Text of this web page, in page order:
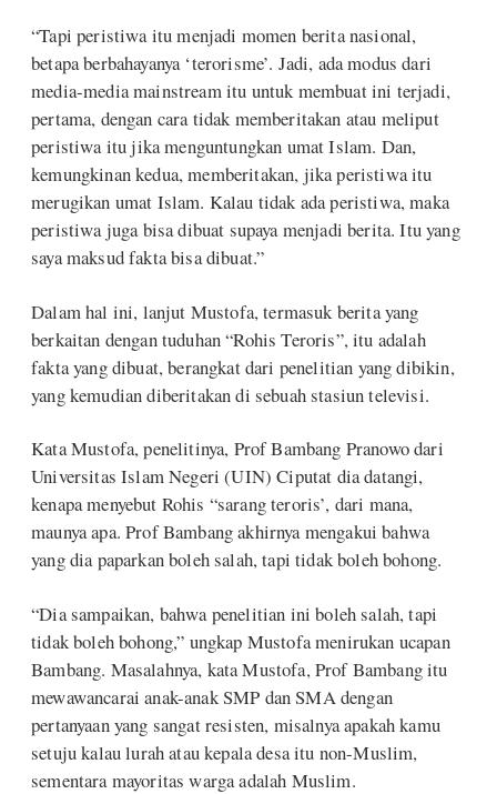
“Tapi peristiwa itu menjadi momen berita nasional,
betapa berbahayanya ‘terorisme’. Jadi, ada modus dari
media-media mainstream itu untuk membuat ini terjadi,
pertama, dengan cara tidak memberitakan atau meliput
peristiwa itu jika menguntungkan umat Islam. Dan,
kemungkinan kedua, memberitakan, jika peristiwa itu
merugikan umat Islam. Kalau tidak ada peristiwa, maka
peristiwa juga bisa dibuat supaya menjadi berita. Itu yang
saya maksud fakta bisa dibuat.”
Dalam hal ini, lanjut Mustofa, termasuk berita yang
berkaitan dengan tuduhan “Rohis Teroris”, itu adalah
fakta yang dibuat, berangkat dari penelitian yang dibikin,
yang kemudian diberitakan di sebuah stasiun televisi.
Kata Mustofa, penelitinya, Prof Bambang Pranowo dari
Universitas Islam Negeri (UIN) Ciputat dia datangi,
kenapa menyebut Rohis “sarang teroris’, dari mana,
maunya apa. Prof Bambang akhirnya mengakui bahwa
yang dia paparkan boleh salah, tapi tidak boleh bohong.
“Dia sampaikan, bahwa penelitian ini boleh salah, tapi
tidak boleh bohong,” ungkap Mustofa menirukan ucapan
Bambang. Masalahnya, kata Mustofa, Prof Bambang itu
mewawancarai anak-anak SMP dan SMA dengan
pertanyaan yang sangat resisten, misalnya apakah kamu
setuju kalau lurah atau kepala desa itu non-Muslim,
sementara mayoritas warga adalah Muslim.